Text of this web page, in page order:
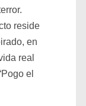
reside
en
real
el